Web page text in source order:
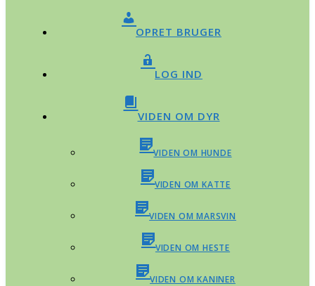
OPRET BRUGER
LOG IND
VIDEN OM DYR
VIDEN OM HUNDE
VIDEN OM KATTE
VIDEN OM MARSVIN
VIDEN OM HESTE
VIDEN OM KANINER